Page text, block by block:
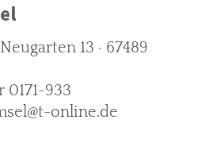
13 · 67489
0171-933
online.de